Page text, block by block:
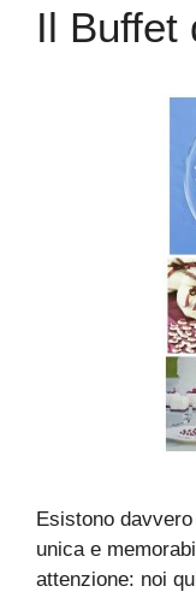
Il Buffet
Esistono
unica e
attenzione: noi